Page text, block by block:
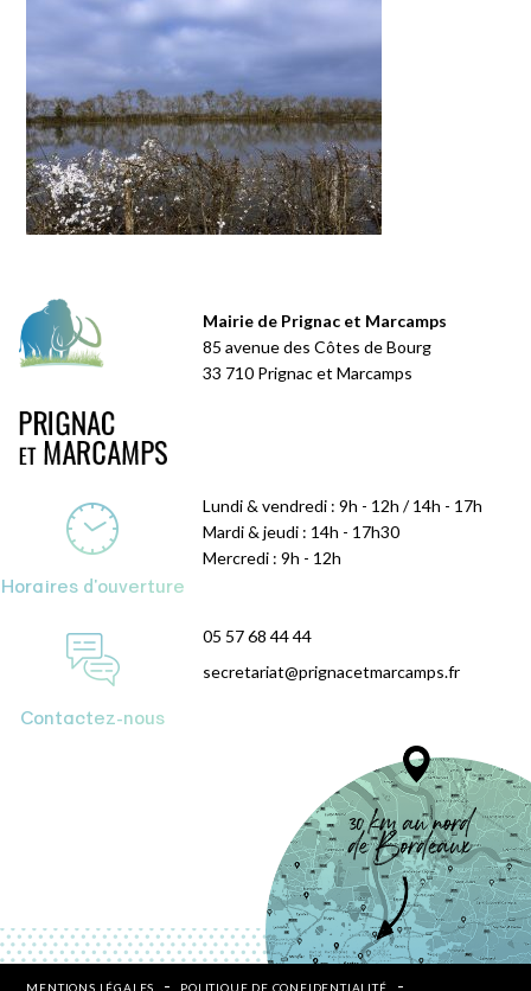
Mairie de Prignac et Marcamps
85 avenue des Côtes de Bourg
33 710 Prignac et Marcamps
Horaires d'ouverture
Lundi & vendredi : 9h - 12h / 14h - 17h
Mardi & jeudi : 14h - 17h30
Mercredi : 9h - 12h
Contactez-nous
05 57 68 44 44
secretariat@prignacetmarcamps.fr
MENTIONS LÉGALES POLITIQUE DE CONFIDENTIALITÉ